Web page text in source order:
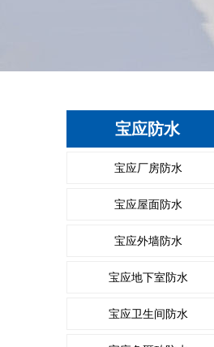
宝应防水
宝应厂房防水
宝应屋面防水
宝应外墙防水
宝应地下室防水
宝应卫生间防水